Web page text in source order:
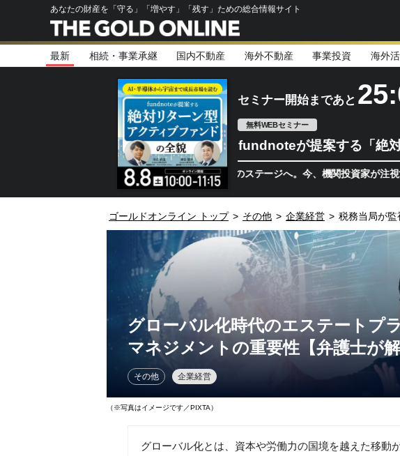
あなたの財産を「守る」「増やす」「残す」ための総合情報サイト
最新 相続・事業承継 国内不動産 海外不動産 事業投資 海外
セミナー開始まであと
無料WEBセミナー
fundnoteが提案する「絶
半導体相場は次のステージへ。今、機関投資家が注視するポイ
ゴールドオンライン トップ > その他 > 企業経営 >
グローバル化時代のエステートプ
マネジメントの重要性【弁護士が
その他 企業経営
（※写真はイメージです／PIXTA）
グローバル化とは、資本や労働力の国境を越えた移動